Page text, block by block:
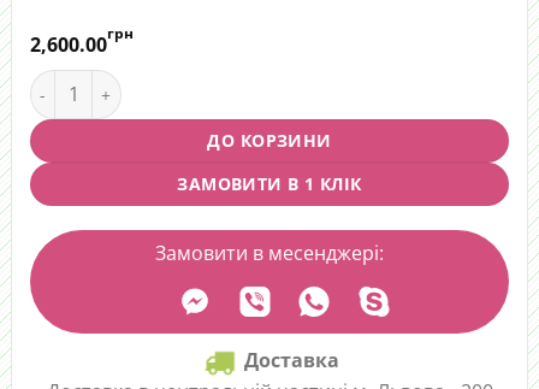
2,600.00грн
Квітковий цилінд "Маскарпоне" quantity
ДО КОРЗИНИ
ЗАМОВИТИ В 1 КЛІК
Замовити в месенджері:
Доставка